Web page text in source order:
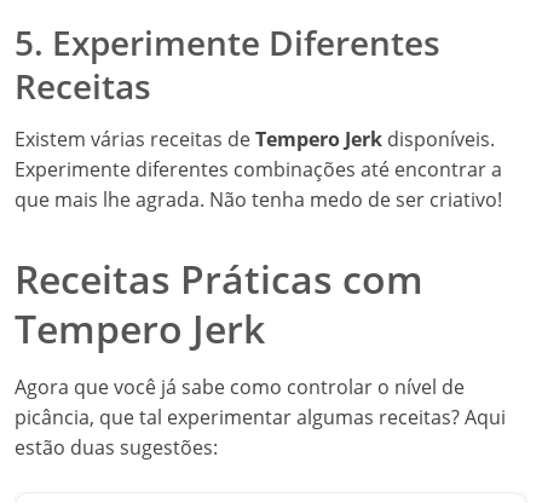
5. Experimente Diferentes
Receitas
Existem várias receitas deTempero Jerk disponíveis.
Experimente diferentes combinações até encontrar a
que mais lhe agrada. Não tenha medo de ser criativo!
Receitas Práticas com
Tempero Jerk
Agora que você já sabe como controlar o nível de
picância, que tal experimentar algumas receitas? Aqui
estão duas sugestões: